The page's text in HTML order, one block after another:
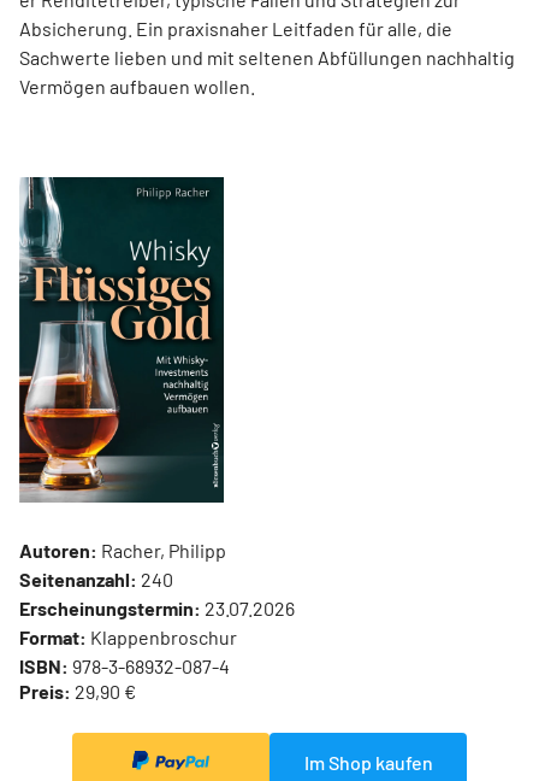
Absicherung. Ein praxisnaher Leitfaden für alle, die
Sachwerte lieben und mit seltenen Abfüllungen nachhaltig
Vermögen aufbauen wollen.
Autoren: Racher, Philipp
Seitenanzahl: 240
Erscheinungstermin: 23.07.2026
Format: Klappenbroschur
ISBN: 978-3-68932-087-4
Preis: 29,90 €
Im Shop kaufen